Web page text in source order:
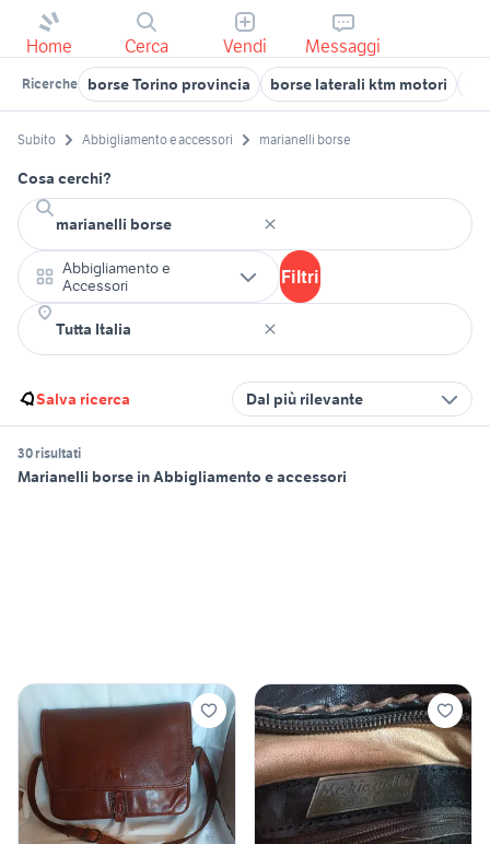
Home Cerca Vendi Messaggi
Ricerche borse Torino provincia borse laterali ktm motori
Subito Abbigliamento e accessori marianelli borse
Cosa cerchi?
Abbigliamento e
Accessori
Filtri
Salva ricerca Dal più rilevante
30 risultati
Marianelli borse in Abbigliamento e accessori